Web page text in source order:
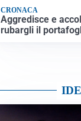
CRONACA
Aggredisce e
rubargli il